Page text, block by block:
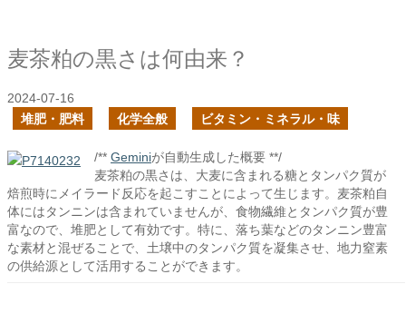
麦茶粕の黒さは何由来？
2024-07-16
堆肥・肥料
化学全般 ビタミン・ミネラル・味
/** Geminiが自動生成した概要 **/
麦茶粕の黒さは、大麦に含まれる糖とタンパク質が
焙煎時にメイラード反応を起こすことによって生じます。麦茶粕自
体にはタンニンは含まれていませんが、食物繊維とタンパク質が豊
富なので、堆肥として有効です。特に、落ち葉などのタンニン豊富
な素材と混ぜることで、土壌中のタンパク質を凝集させ、地力窒素
の供給源として活用することができます。